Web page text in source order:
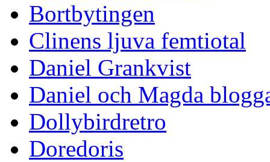
Bortbytingen
Clinens ljuva femtiotal
Daniel Grankvist
Daniel och Magda
Dollybirdretro
Doredoris